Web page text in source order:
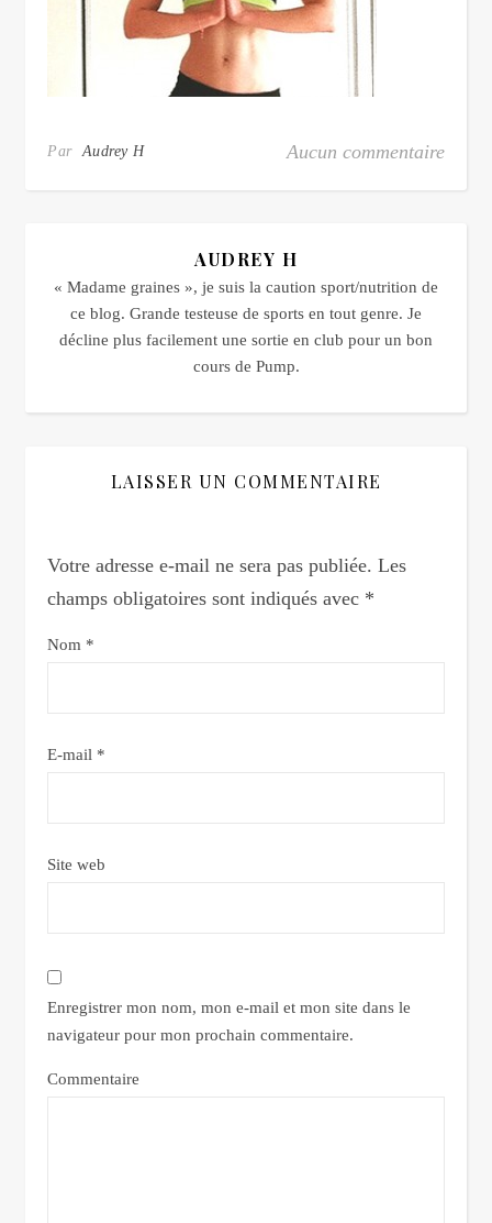
ParAudrey H Aucun commentaire
AUDREY H
« Madame graines », je suis la caution sport/nutrition de
ce blog. Grande testeuse de sports en tout genre. Je
décline plus facilement une sortie en club pour un bon
cours de Pump.
LAISSER UN COMMENTAIRE
Votre adresse e-mail ne sera pas publiée. Les
champs obligatoires sont indiqués avec *
Nom *
E-mail *
Site web
Enregistrer mon nom, mon e-mail et mon site dans le
navigateur pour mon prochain commentaire.
Commentaire